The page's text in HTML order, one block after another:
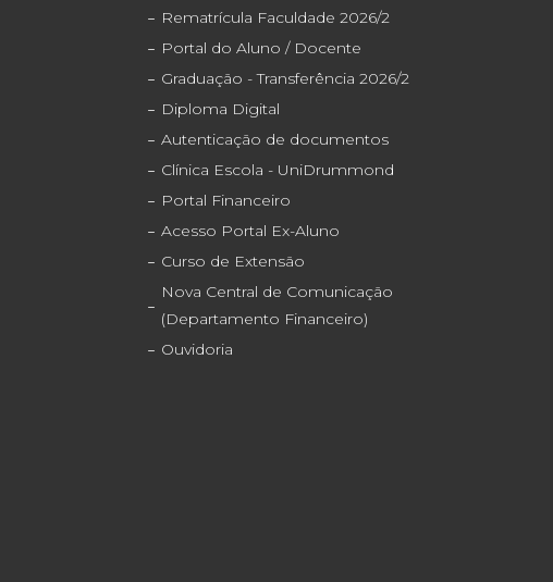
Rematrícula Faculdade 2026/2
Portal do Aluno / Docente
Graduação - Transferência 2026/2
Diploma Digital
Autenticação de documentos
Clínica Escola - UniDrummond
Portal Financeiro
Acesso Portal Ex-Aluno
Curso de Extensão
Nova Central de Comunicação
(Departamento Financeiro)
Ouvidoria